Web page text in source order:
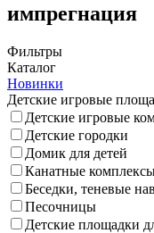
импрегнация
Фильтры
Каталог
Новинки
Детские игровые
Детские игровые
Детские городки
Домик для детей
Канатные
Беседки, теневые
Песочницы
Детские площадки